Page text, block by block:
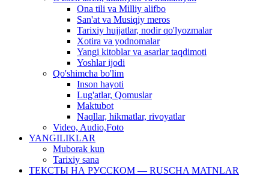
Ona tili va Milliy alifbo
San'at va Musiqiy meros
Tarixiy hujjatlar, nodir qo'lyozmalar
Xotira va yodnomalar
Yangi kitoblar va asarlar taqdimoti
Yoshlar ijodi
Qo'shimcha bo'lim
Inson hayoti
Lug'atlar, Qomuslar
Maktubot
Naqllar, hikmatlar, rivoyatlar
Video, Audio,Foto
YANGILIKLAR
Muborak kun
Tarixiy sana
ТЕКСТЫ НА РУССКОМ — RUSCHA MATNLAR